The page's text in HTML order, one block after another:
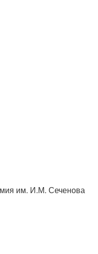
им. И.М. Сеченова